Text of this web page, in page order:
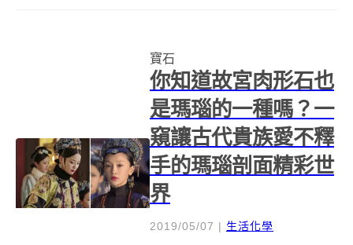
感外酥內軟，吃起來聲音清脆，
更變成韓國各大吃...
寶石
你知道故宮肉形石也
是瑪瑙的一種嗎？一
窺讓古代貴族愛不釋
手的瑪瑙剖面精彩世
界
2019/05/07 | 生活化學